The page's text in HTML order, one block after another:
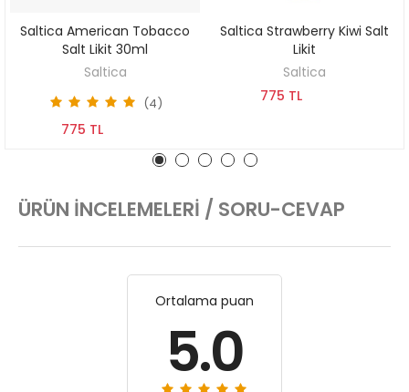
SEPETE EKLE
Saltica American Tobacco
Salt Likit 30ml
Saltica
(4)
775 TL
SEPETE EKLE
Saltica Strawberry Kiwi Salt
Likit
Saltica
775 TL
ÜRÜN İNCELEMELERI / SORU-CEVAP
Ortalama puan
5.0